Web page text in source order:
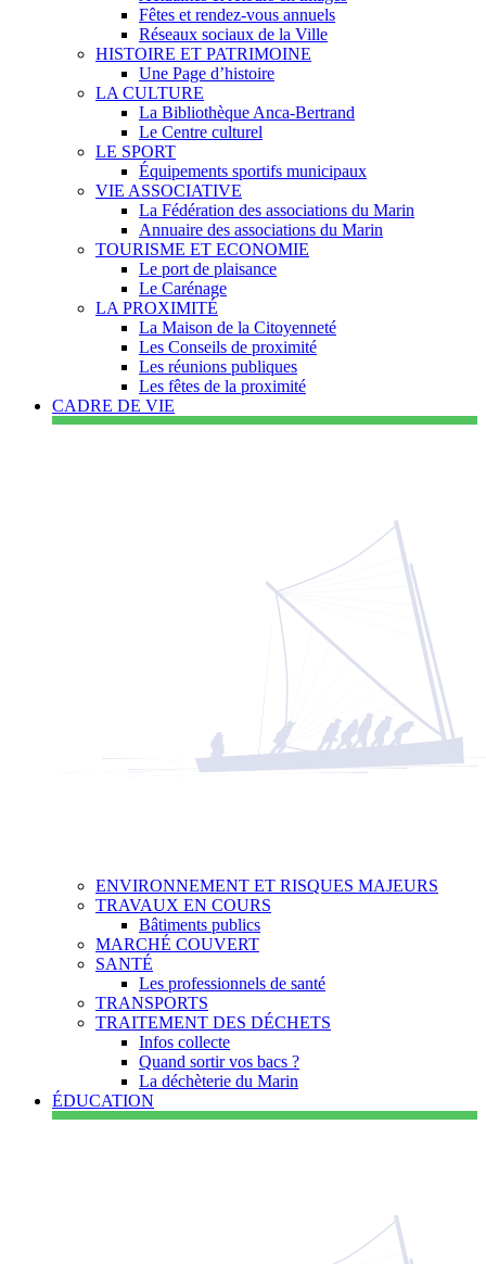
Fêtes et rendez-vous annuels
Réseaux sociaux de la Ville
HISTOIRE ET PATRIMOINE
Une Page d’histoire
LA CULTURE
La Bibliothèque Anca-Bertrand
Le Centre culturel
LE SPORT
Équipements sportifs municipaux
VIE ASSOCIATIVE
La Fédération des associations du Marin
Annuaire des associations du Marin
TOURISME ET ECONOMIE
Le port de plaisance
Le Carénage
LA PROXIMITÉ
La Maison de la Citoyenneté
Les Conseils de proximité
Les réunions publiques
Les fêtes de la proximité
CADRE DE VIE
ENVIRONNEMENT ET RISQUES MAJEURS
TRAVAUX EN COURS
Bâtiments publics
MARCHÉ COUVERT
SANTÉ
Les professionnels de santé
TRANSPORTS
TRAITEMENT DES DÉCHETS
Infos collecte
Quand sortir vos bacs ?
La déchèterie du Marin
ÉDUCATION